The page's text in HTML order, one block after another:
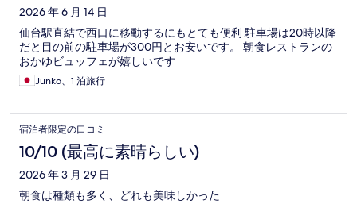
2026 年 6 月 14 日
仙台駅直結で西口に移動するにもとても便利 駐車場は20時以降
だと目の前の駐車場が300円とお安いです。 朝食レストランの
おかゆビュッフェが嬉しいです
Junko、1 泊旅行
宿泊者限定の口コミ
10/10 (最高に素晴らしい)
2026 年 3 月 29 日
朝食は種類も多く、どれも美味しかった